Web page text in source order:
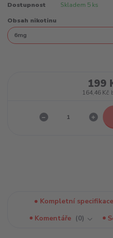
Dostupnost Skladem 5 ks
Obsah nikotinu
199
164,46 Kč
Kompletní specifikace
Komentáře
0